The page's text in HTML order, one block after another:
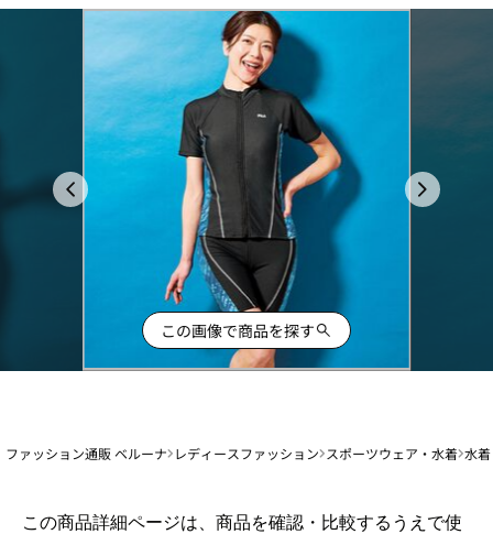
この画像で商品を探す
ファッション通販 ベルーナ レディースファッション スポーツウェア・水着 水
この商品詳細ページは、商品を確認・比較するうえで使
1